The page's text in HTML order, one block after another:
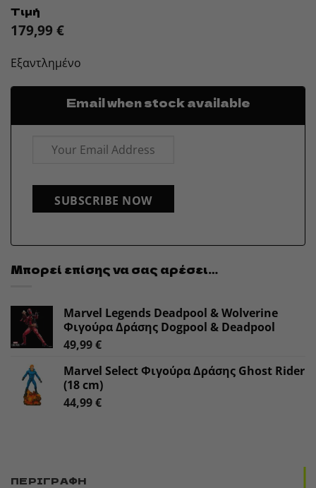
Τιμή
179,99 €
Εξαντλημένο
Email when stock available
SUBSCRIBE NOW
Μπορεί επίσης να σας αρέσει…
Marvel Legends Deadpool & Wolverine
Φιγούρα Δράσης Dogpool & Deadpool
49,99€
Marvel Select Φιγούρα Δράσης Ghost Rider
(18 cm)
44,99€
ΠΕΡΙΓΡΑΦΉ